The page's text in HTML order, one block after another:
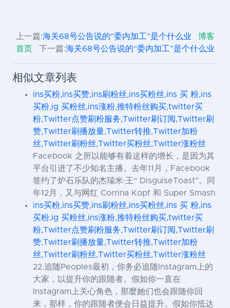
上一篇:海关68号公告说的“委内加工”是个什么业
博客
首页
下一篇:海关68号公告说的“委内加工”是个什么业
相似文章列表
ins买粉,ins买赞,ins刷粉丝,ins买粉丝,ins 买 粉,ins
买粉,ig 买粉丝,ins涨粉,推特粉丝购买,twitter买
粉,Twitter点赞刷粉服务,Twitter刷订阅,Twitter刷
赞,Twitter刷播放量,Twitter转推,Twitter加粉
丝,Twitter刷粉丝,Twitter买粉丝,Twitter涨粉丝
Facebook 之所以能够有着这样的增长，是因为其
平台引进了不少知名主播。去年11月，Facebook
签约了炉石乐队的杰瑞米·王“ DisguiseToast”。同
年12月，又与网红 Corrina Kopf 和 Super Smash
ins买粉,ins买赞,ins刷粉丝,ins买粉丝,ins 买 粉,ins
买粉,ig 买粉丝,ins涨粉,推特粉丝购买,twitter买
粉,Twitter点赞刷粉服务,Twitter刷订阅,Twitter刷
赞,Twitter刷播放量,Twitter转推,Twitter加粉
丝,Twitter刷粉丝,Twitter买粉丝,Twitter涨粉丝
22.追随Peoples最初，你务必追随Instagram上的
大家，以提升你的跟随者。假如你一直在
Instagram上关心角色，那麼她们也会跟随你回
来，那样，你的跟随者便会日益提升。假如你抵达